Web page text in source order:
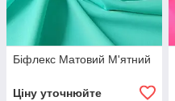
Біфлекс Матовий М'ятний
Ціну уточнюйте